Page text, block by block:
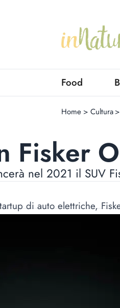
Food
Home > Cultura >
Fisker
nel 2021 il
di auto elettriche,